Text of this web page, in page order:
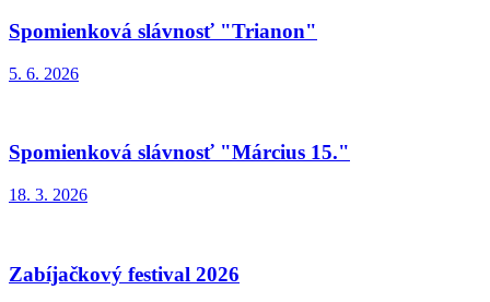
Spomienková slávnosť "Trianon"
5. 6. 2026
Spomienková slávnosť "Március 15."
18. 3. 2026
Zabíjačkový festival 2026